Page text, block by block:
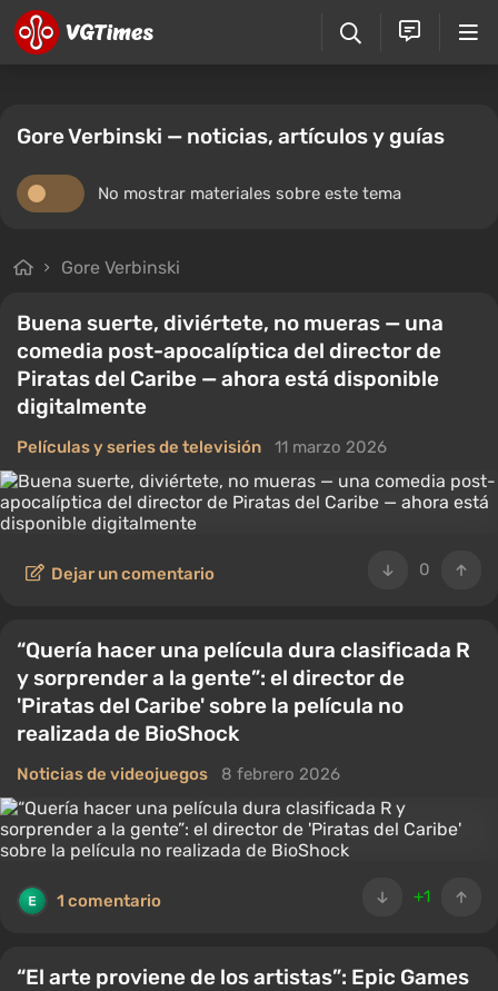
Gore Verbinski — noticias, artículos y guías
No mostrar materiales sobre este tema
Gore Verbinski
Buena suerte, diviértete, no mueras — una
comedia post-apocalíptica del director de
Piratas del Caribe — ahora está disponible
digitalmente
Películas y series de televisión 11 marzo 2026
0
Dejar un comentario
“Quería hacer una película dura clasificada R
y sorprender a la gente”: el director de
'Piratas del Caribe' sobre la película no
realizada de BioShock
Noticias de videojuegos 8 febrero 2026
+1
1 comentario
“El arte proviene de los artistas”: Epic Games